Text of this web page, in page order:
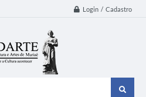
Login / Cadastro